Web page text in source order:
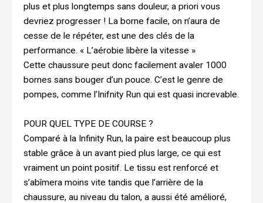
plus et plus longtemps sans douleur, a priori vous
devriez progresser ! La borne facile, on n’aura de
cesse de le répéter, est une des clés de la
performance. « L’aérobie libère la vitesse »
Cette chaussure peut donc facilement avaler 1000
bornes sans bouger d’un pouce. C’est le genre de
pompes, comme l’Inifnity Run qui est quasi increvable.
POUR QUEL TYPE DE COURSE ?
Comparé à la Infinity Run, la paire est beaucoup plus
stable grâce à un avant pied plus large, ce qui est
vraiment un point positif. Le tissu est renforcé et
s’abîmera moins vite tandis que l’arrière de la
chaussure, au niveau du talon, a aussi été amélioré,